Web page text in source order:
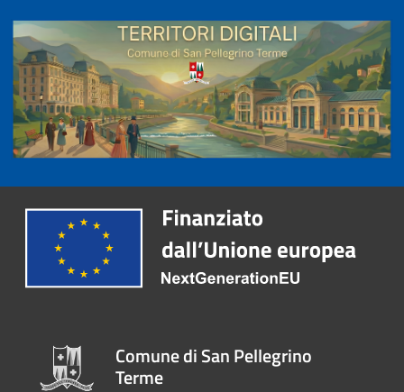
Comune di San Pellegrino
Terme